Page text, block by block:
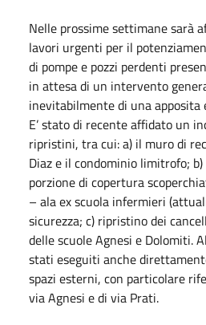
Nelle prossime settimane sarà
lavori urgenti per il
di pompe e pozzi perdenti
in attesa di un intervento
inevitabilmente di una
E’ stato di recente affidato un
ripristini, tra cui: a) il muro di
Diaz e il condominio limitrofo;
porzione di copertura
– ala ex scuola infermieri
sicurezza; c) ripristino dei
delle scuole Agnesi e Dolomiti.
stati eseguiti anche
spazi esterni, con particolare
via Agnesi e di via Prati.